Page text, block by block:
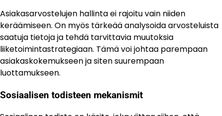
Asiakasarvostelujen hallinta ei rajoitu vain niiden
keräämiseen. On myös tärkeää analysoida arvosteluista
saatuja tietoja ja tehdä tarvittavia muutoksia
liiketoimintastrategiaan. Tämä voi johtaa parempaan
asiakaskokemukseen ja siten suurempaan
luottamukseen.
Sosiaalisen todisteen mekanismit